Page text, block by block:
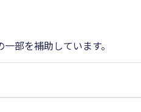
部を補助しています。